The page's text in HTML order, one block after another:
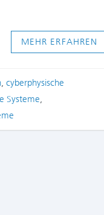
MEHR ERFAHREN
, cyberphysische
Systeme,